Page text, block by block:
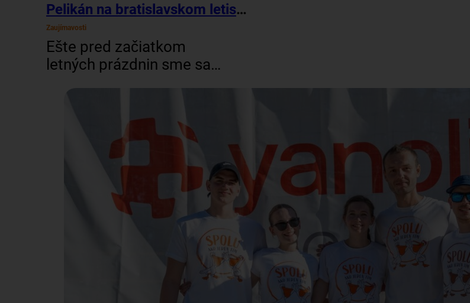
Pelikán na bratislavskom letisku
Zaujímavosti
Ešte pred začiatkom
letných prázdnin sme sa
aby sme rozbehli
brandingovú kampaň pre
cestujúcich. Spolu s
naším maskotom sme
oslovovali ľudí, ktorí
cestovali za oddychom,
dovolenkou a iným
sme im možnosť zatočiť
kolesom šťastia a vyhrať
tak rôzne ceny – Pelikán